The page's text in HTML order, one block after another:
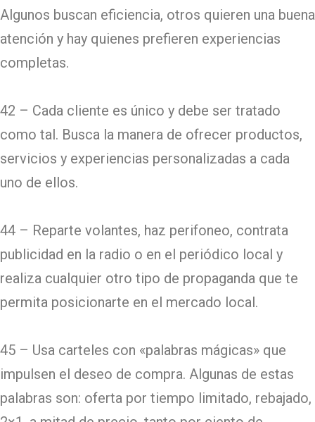
Algunos buscan eficiencia, otros quieren una buena
atención y hay quienes prefieren experiencias
completas.
42 – Cada cliente es único y debe ser tratado
como tal. Busca la manera de ofrecer productos,
servicios y experiencias personalizadas a cada
uno de ellos.
44 – Reparte volantes, haz perifoneo, contrata
publicidad en la radio o en el periódico local y
realiza cualquier otro tipo de propaganda que te
permita posicionarte en el mercado local.
45 – Usa carteles con «palabras mágicas» que
impulsen el deseo de compra. Algunas de estas
palabras son: oferta por tiempo limitado, rebajado,